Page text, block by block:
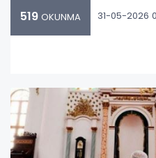
519 OKUNMA 31-05-2026